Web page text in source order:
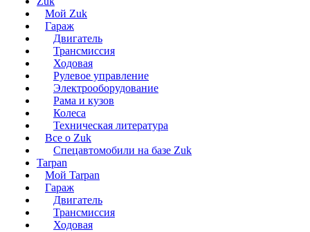
Мой Zuk
Гараж
Двигатель
Трансмиссия
Ходовая
Рулевое управление
Электрооборудование
Рама и кузов
Колеса
Техническая литература
Все о Zuk
Спецавтомобили на базе Zuk
Tarpan
Мой Tarpan
Гараж
Двигатель
Трансмиссия
Ходовая